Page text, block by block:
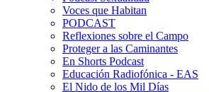
Voces que Habitan
PODCAST
Reflexiones sobre el Campo
Proteger a las Caminantes
En Shorts Podcast
Educación Radiofónica - EAS
El Nido de los Mil Días